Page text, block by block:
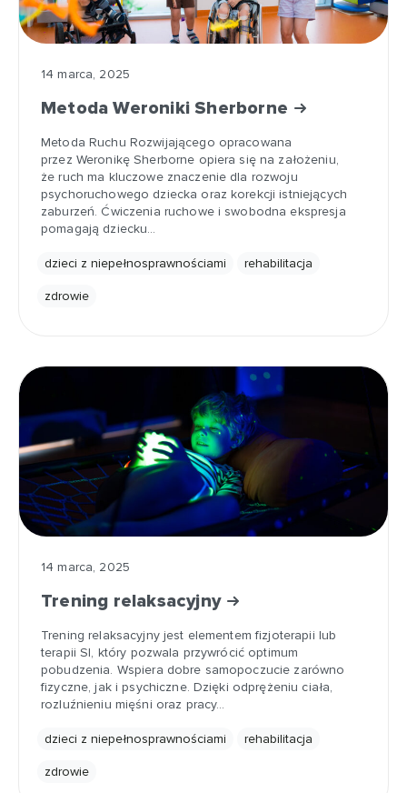
14 marca, 2025
Metoda Weroniki Sherborne
Metoda Ruchu Rozwijającego opracowana
przez Weronikę Sherborne opiera się na założeniu,
że ruch ma kluczowe znaczenie dla rozwoju
psychoruchowego dziecka oraz korekcji istniejących
zaburzeń. Ćwiczenia ruchowe i swobodna ekspresja
pomagają dziecku…
dzieci z niepełnosprawnościami rehabilitacja
zdrowie
14 marca, 2025
Trening relaksacyjny
Trening relaksacyjny jest elementem fizjoterapii lub
terapii SI, który pozwala przywrócić optimum
pobudzenia. Wspiera dobre samopoczucie zarówno
fizyczne, jak i psychiczne. Dzięki odprężeniu ciała,
rozluźnieniu mięśni oraz pracy…
dzieci z niepełnosprawnościami rehabilitacja
zdrowie